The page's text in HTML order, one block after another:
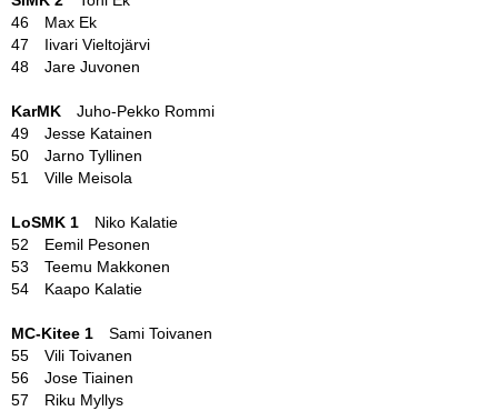
46 Max Ek
47 Iivari Vieltojärvi
48 Jare Juvonen
KarMK Juho-Pekko Rommi
49 Jesse Katainen
50 Jarno Tyllinen
51 Ville Meisola
LoSMK 1 Niko Kalatie
52 Eemil Pesonen
53 Teemu Makkonen
54 Kaapo Kalatie
MC-Kitee 1 Sami Toivanen
55 Vili Toivanen
56 Jose Tiainen
57 Riku Myllys